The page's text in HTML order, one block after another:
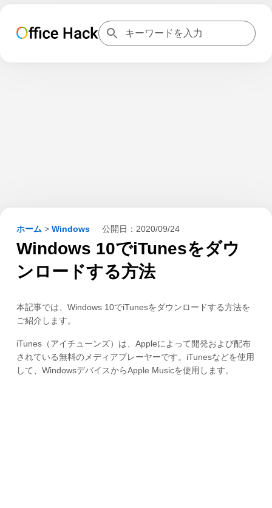
ホーム > Windows 公開日： 2020/09/24
Windows 10でiTunesをダウ
ンロードする方法
本記事では、Windows 10でiTunesをダウンロードする方法を
ご紹介します。
iTunes（アイチューンズ）は、Appleによって開発および配布
されている無料のメディアプレーヤーです。iTunesなどを使用
して、WindowsデバイスからApple Musicを使用します。